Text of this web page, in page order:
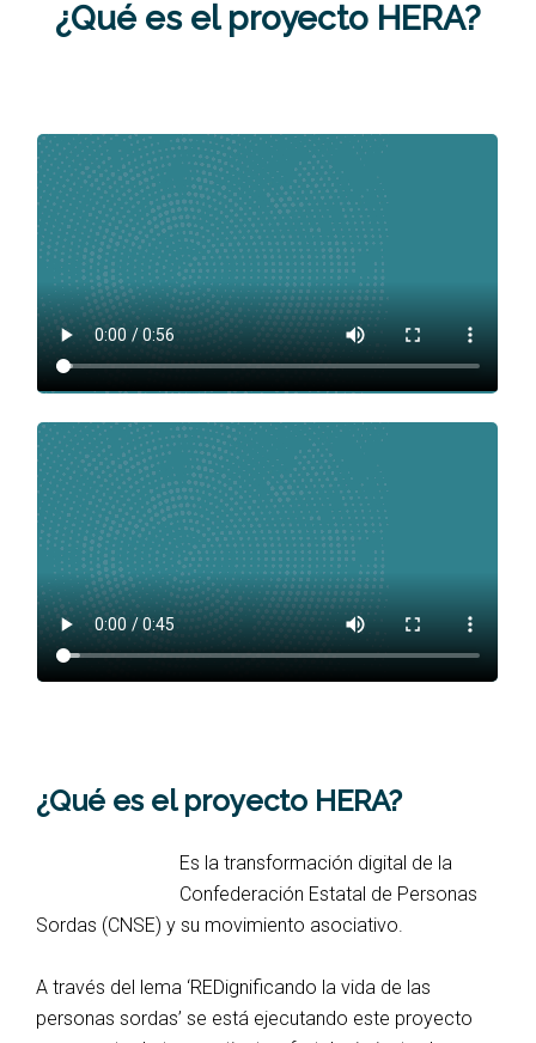
¿Qué es el proyecto HERA?
¿Qué es el proyecto HERA?
Es la transformación digital de la
Confederación Estatal de Personas
Sordas (CNSE) y su movimiento asociativo.
A través del lema ‘REDignificando la vida de las
personas sordas’ se está ejecutando este proyecto